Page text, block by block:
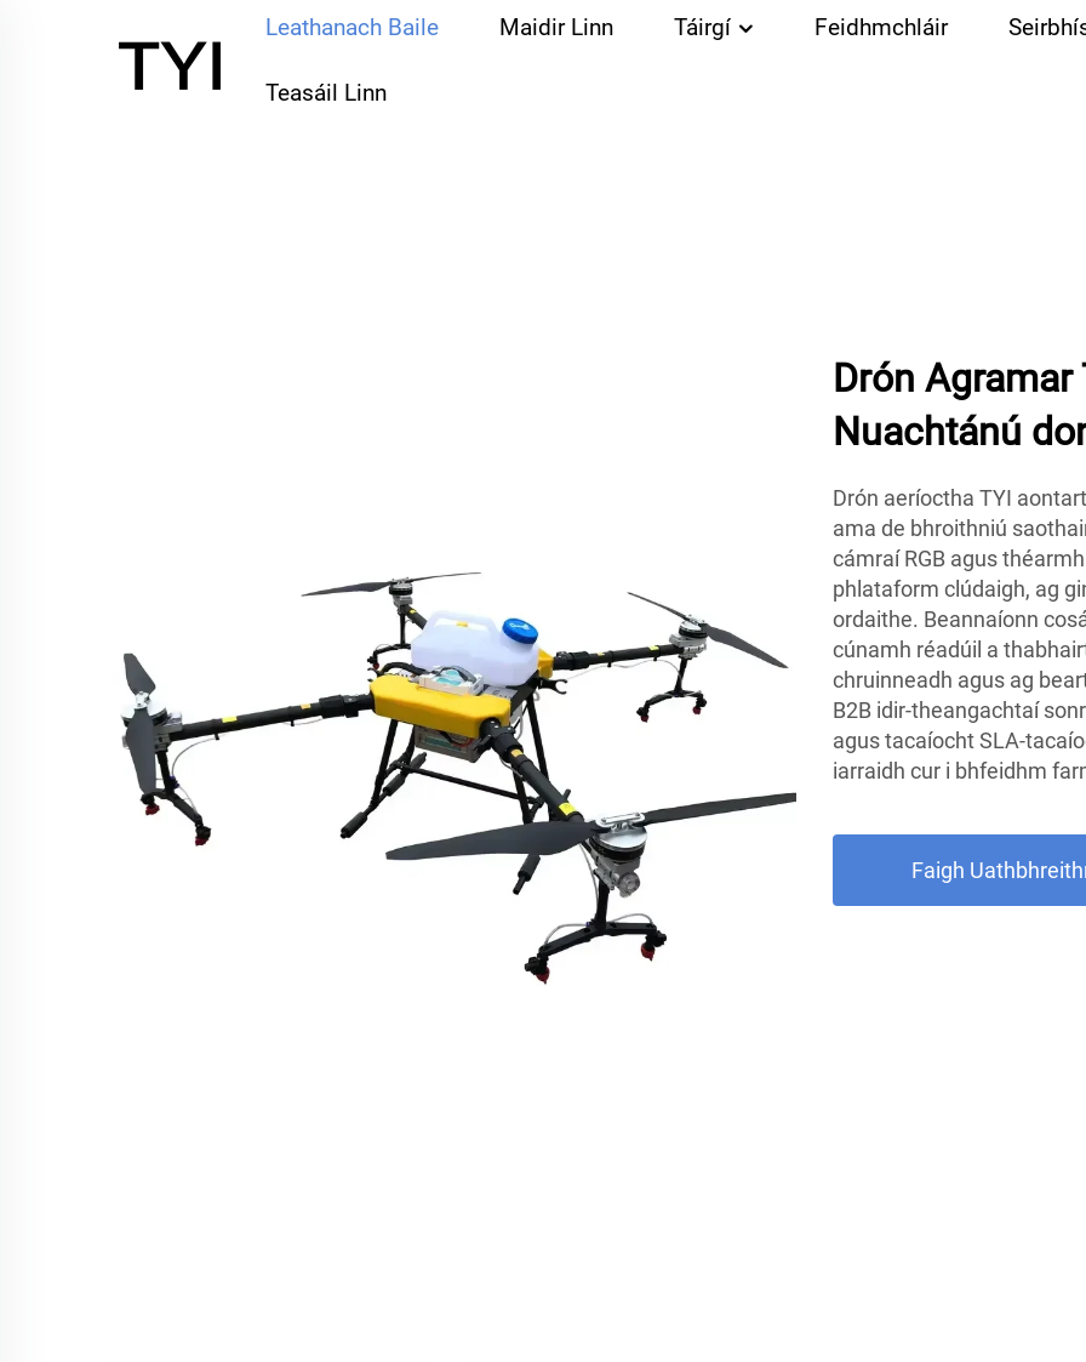
Leathanach Baile Maidir Linn Táirgí Feidhmchláir
Teasáil Linn
Drón
Nuachtánú
Drón aeríoctha TYI
ama de bhroithniú
cámraí RGB agus
phlataform clúdaigh, ag
ordaithe. Beannaíonn
cúnamh réadúil a
chruinneadh agus ag
B2B idir-theangachtaí
agus tacaíocht SLA-
iarraidh cur i bhfeidhm
Faigh